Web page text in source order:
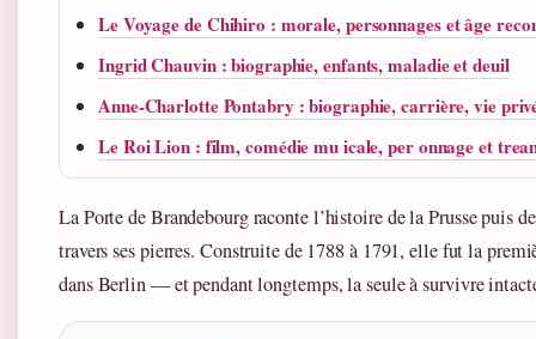
Le Voyage de Chihiro : morale, personnages et âge
Ingrid Chauvin : biographie, enfants, maladie et deuil
Anne-Charlotte Pontabry : biographie, carrière, vie
Le Roi Lion : film, comédie mu icale, per onnage et
La Porte de Brandebourg raconte l’histoire de la Prusse puis
travers ses pierres. Construite de 1788 à 1791, elle fut la
dans Berlin — et pendant longtemps, la seule à survivre